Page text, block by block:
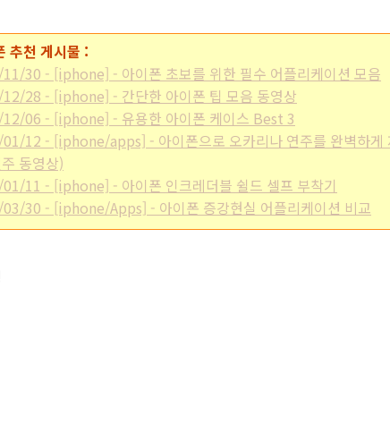
추천 게시물 :
30 - [iphone] - 아이폰 초보를 위한 필수 어플리케이션 모음
28 - [iphone] - 간단한 아이폰 팁 모음 동영상
06 - [iphone] - 유용한 아이폰 케이스 Best 3
12 - [iphone/apps] - 아이폰으로 오카리나 연주를 완벽하게
동영상)
11 - [iphone] - 아이폰 인크레더블 쉴드 셀프 부착기
30 - [iphone/Apps] - 아이폰 증강현실 어플리케이션 비교